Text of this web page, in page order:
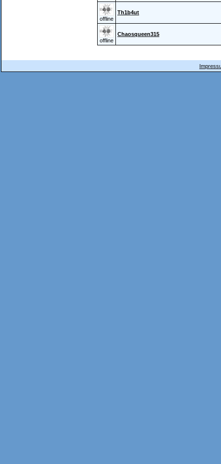
offline
Th1b4ut
offline
Chaosqueen315